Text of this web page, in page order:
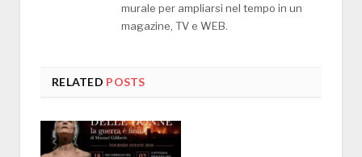
murale per ampliarsi nel tempo in un
magazine, TV e WEB.
RELATED POSTS